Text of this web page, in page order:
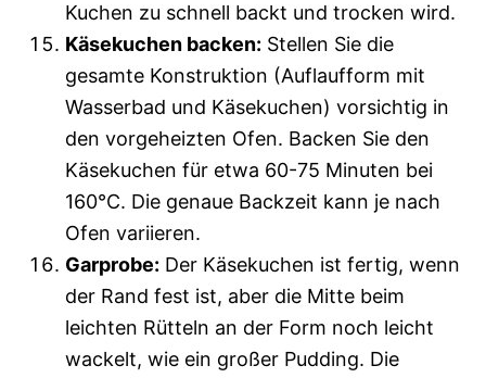
Kuchen zu schnell backt und trocken wird.
Käsekuchen backen: Stellen Sie die
gesamte Konstruktion (Auflaufform mit
Wasserbad und Käsekuchen) vorsichtig in
den vorgeheizten Ofen. Backen Sie den
Käsekuchen für etwa 60-75 Minuten bei
160°C. Die genaue Backzeit kann je nach
Ofen variieren.
Garprobe: Der Käsekuchen ist fertig, wenn
der Rand fest ist, aber die Mitte beim
leichten Rütteln an der Form noch leicht
wackelt, wie ein großer Pudding. Die